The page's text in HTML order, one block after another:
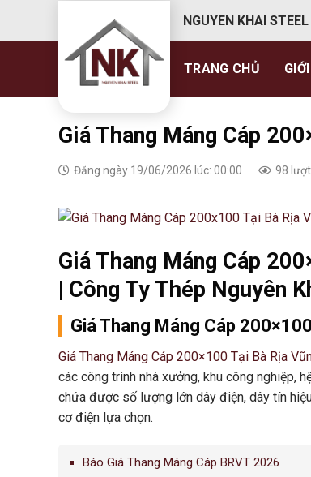
NGUYEN KHAI
TRANG CHỦ
Giá Thang Máng Cáp
Đăng ngày 19/06/2026 lúc: 00:00 98
Giá Thang Máng Cáp
| Công Ty Thép Nguyên
Giá Thang Máng Cáp
Giá Thang Máng Cáp 200×100 Tại Bà Rịa
các công trình nhà xưởng, khu công nghiệp,
chứa được số lượng lớn dây điện, dây tín
cơ điện lựa chọn.
Báo Giá Thang Máng Cáp BRVT 2026